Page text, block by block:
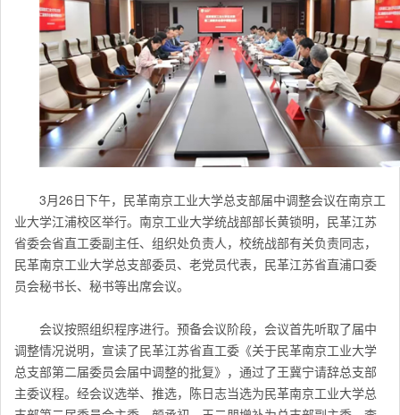
3月26日下午，民革南京工业大学总支部届中调整会议在南京工
业大学江浦校区举行。南京工业大学统战部部长黄锁明，民革江苏
省委会省直工委副主任、组织处负责人，校统战部有关负责同志，
民革南京工业大学总支部委员、老党员代表，民革江苏省直浦口委
员会秘书长、秘书等出席会议。
会议按照组织程序进行。预备会议阶段，会议首先听取了届中
调整情况说明，宣读了民革江苏省直工委《关于民革南京工业大学
总支部第二届委员会届中调整的批复》，通过了王冀宁请辞总支部
主委议程。经会议选举、推选，陈日志当选为民革南京工业大学总